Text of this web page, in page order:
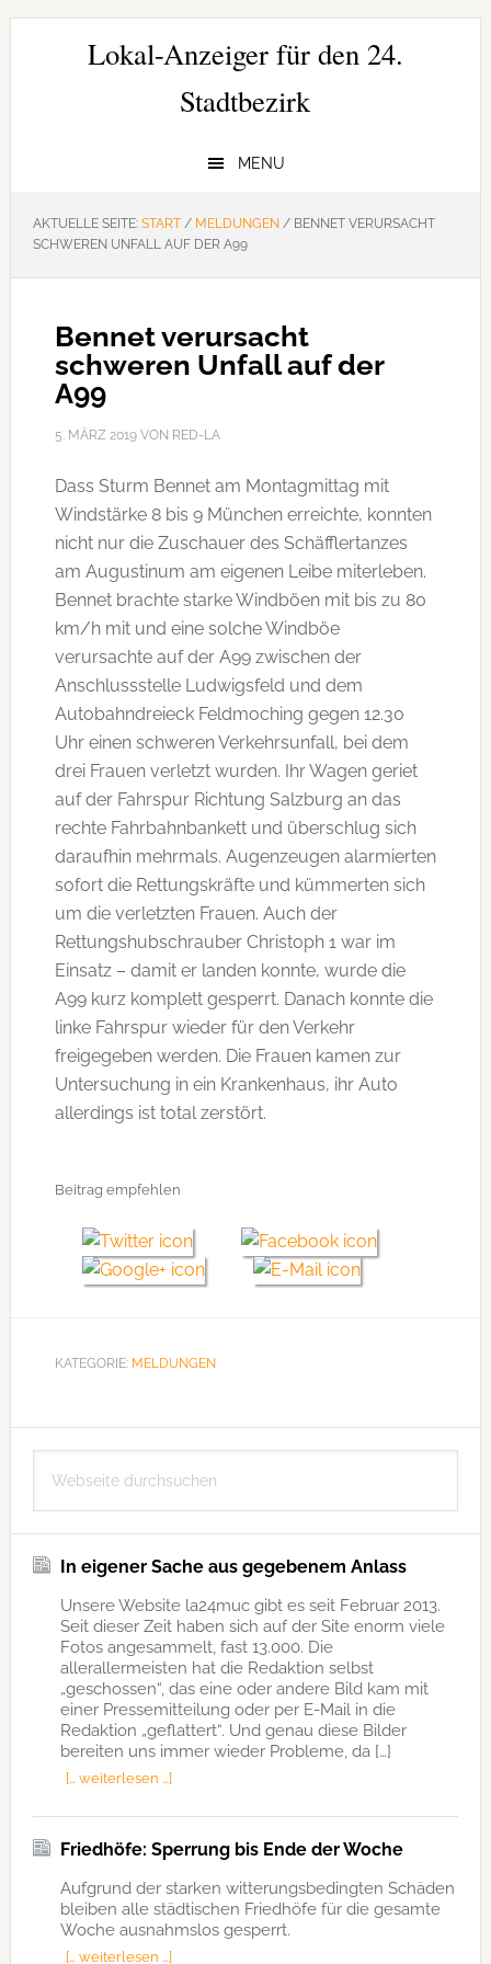
Zur
Hauptnavigation
Zum
Zur
SeitenspalteLokal-Anzeiger für den 24.
Stadtbezirk
MENU
AKTUELLE SEITE: START / MELDUNGEN /BENNET VERURSACHT
SCHWEREN UNFALL AUF DER A99
Bennet verursacht
schweren Unfall auf der
A99
5. MÄRZ 2019VON RED-LA
Dass Sturm Bennet am Montagmittag mit
Windstärke 8 bis 9 München erreichte, konnten
nicht nur die Zuschauer des Schäfflertanzes
am Augustinum am eigenen Leibe miterleben.
Bennet brachte starke Windböen mit bis zu 80
km/h mit und eine solche Windböe
verursachte auf der A99 zwischen der
Anschlussstelle Ludwigsfeld und dem
Autobahndreieck Feldmoching gegen 12.30
Uhr einen schweren Verkehrsunfall, bei dem
drei Frauen verletzt wurden. Ihr Wagen geriet
auf der Fahrspur Richtung Salzburg an das
rechte Fahrbahnbankett und überschlug sich
daraufhin mehrmals. Augenzeugen alarmierten
sofort die Rettungskräfte und kümmerten sich
um die verletzten Frauen. Auch der
Rettungshubschrauber Christoph 1 war im
Einsatz – damit er landen konnte, wurde die
A99 kurz komplett gesperrt. Danach konnte die
linke Fahrspur wieder für den Verkehr
freigegeben werden. Die Frauen kamen zur
Untersuchung in ein Krankenhaus, ihr Auto
allerdings ist total zerstört.
Beitrag empfehlen
KATEGORIE: MELDUNGEN
Seitenspalte
durchsuchen
In eigener Sache aus gegebenem Anlass
Unsere Website la24muc gibt es seit Februar 2013.
Seit dieser Zeit haben sich auf der Site enorm viele
Fotos angesammelt, fast 13.000. Die
allerallermeisten hat die Redaktion selbst
„geschossen“, das eine oder andere Bild kam mit
einer Pressemitteilung oder per E-Mail in die
Redaktion „geflattert“. Und genau diese Bilder
bereiten uns immer wieder Probleme, da […]
[… weiterlesen …]
Friedhöfe: Sperrung bis Ende der Woche
Aufgrund der starken witterungsbedingten Schäden
bleiben alle städtischen Friedhöfe für die gesamte
Woche ausnahmslos gesperrt.
[… weiterlesen …]